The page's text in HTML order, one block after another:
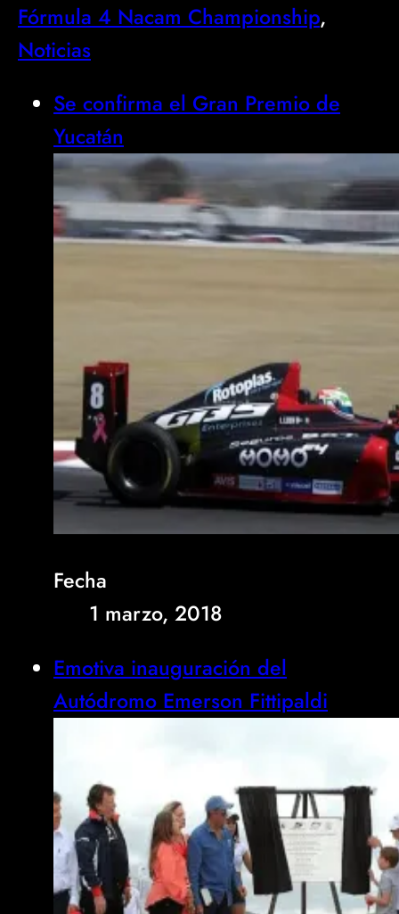
Fórmula 4 Nacam Championship
Noticias
Se confirma el Gran Premio de
Yucatán
Fecha
1 marzo, 2018
Emotiva inauguración del
Autódromo Emerson Fittipaldi